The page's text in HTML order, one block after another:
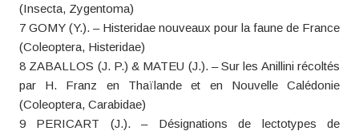
(Insecta, Zygentoma)
7 GOMY (Y.). – Histeridae nouveaux pour la faune de France
(Coleoptera, Histeridae)
8 ZABALLOS (J. P.) & MATEU (J.). – Sur les Anillini récoltés
par H. Franz en Thaïlande et en Nouvelle Calédonie
(Coleoptera, Carabidae)
9 PERICART (J.). – Désignations de lectotypes de